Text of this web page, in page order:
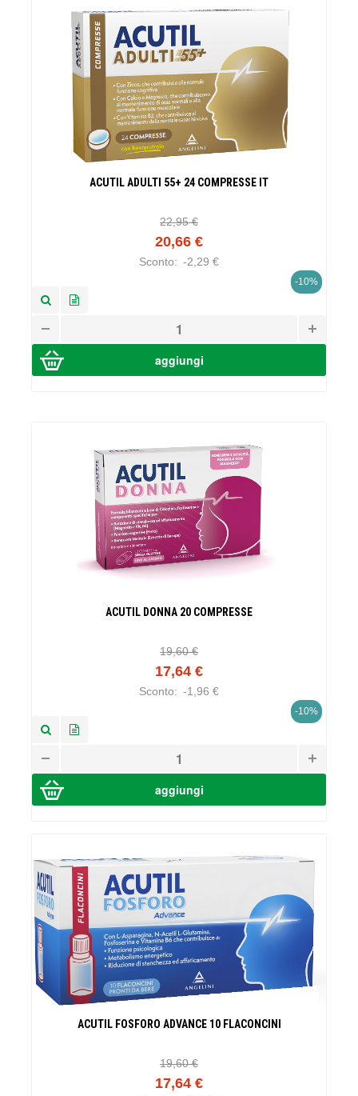
ACUTIL ADULTI 55+ 24 COMPRESSE IT
22,95 €
20,66 €
Sconto: -2,29 €
-10%
ACUTIL DONNA 20 COMPRESSE
19,60 €
17,64 €
Sconto: -1,96 €
-10%
ACUTIL FOSFORO ADVANCE 10 FLACONCINI
19,60 €
17,64 €